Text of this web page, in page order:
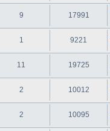
9 17991
1 9221
11 19725
2 10012
2 10095